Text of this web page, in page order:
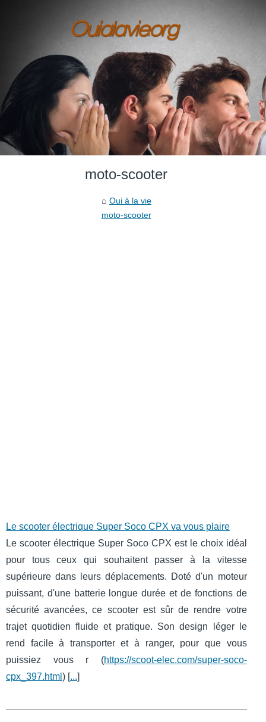
moto-scooter
Oui à la vie
moto-scooter
Le scooter électrique Super Soco CPX va vous plaire
Le scooter électrique Super Soco CPX est le choix idéal
pour tous ceux qui souhaitent passer à la vitesse
supérieure dans leurs déplacements. Doté d'un moteur
puissant, d'une batterie longue durée et de fonctions de
sécurité avancées, ce scooter est sûr de rendre votre
trajet quotidien fluide et pratique. Son design léger le
rend facile à transporter et à ranger, pour que vous
puissiez vous r (https://scoot-elec.com/super-soco-
cpx_397.html ) [...]